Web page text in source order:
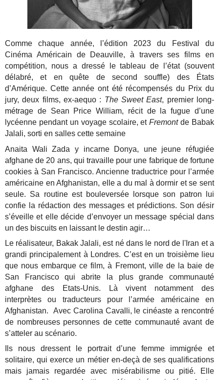
Comme chaque année, l’édition 2023 du Festival du
Cinéma Américain de Deauville, à travers ses films en
compétition, nous a dressé le tableau de l’état (souvent
délabré, et en quête de second souffle) des États
d’Amérique. Cette année ont été récompensés du Prix du
jury, deux films, ex-aequo : The Sweet East, premier long-
métrage de Sean Price William, récit de la fugue d’une
lycéenne pendant un voyage scolaire, etFremontde Babak
Jalali, sorti en salles cette semaine
Anaita Wali Zada y incarne Donya, une jeune réfu­giée
afghane de 20 ans, qui tra­vaille pour une fabrique de for­tune
cookies à San Fran­cis­co. Ancienne tra­duc­trice pour l’armée
amé­ri­caine en Afgha­nis­tan, elle a du mal à dor­mir et se sent
seule. Sa rou­tine est bou­le­ver­sée lorsque son patron lui
confie la rédac­tion des mes­sages et pré­dic­tions. Son désir
s’éveille et elle décide d’envoyer un mes­sage spé­cial dans
un des bis­cuits en lais­sant le des­tin agir…
Le réalisateur, Bakak Jalali, est né dans le nord de l'Iran et a
grandi principalement à Londres. C’est en un troisième lieu
que nous embarque ce film, à Fremont, ville de la baie de
San Francisco qui abrite la plus grande communauté
afghane des Etats-Unis. Là vivent notamment des
interprètes ou traducteurs pour l’armée américaine en
Afghanistan. Avec Carolina Cavalli, le cinéaste a rencontré
de nombreuses personnes de cette communauté avant de
s’atteler au scénario.
Ils nous dressent le portrait d’une femme immigrée et
solitaire, qui exerce un métier en-deçà de ses qualifications
mais jamais regardée avec misérabilisme ou pitié. Elle